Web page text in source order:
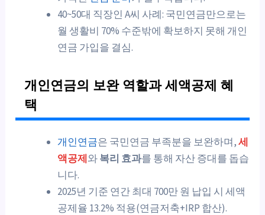
40~50대 직장인 A씨 사례: 국민연금만으로는
월 생활비 70% 수준밖에 확보하지 못해 개인
연금 가입을 결심.
개인연금의 보완 역할과 세액공제 혜
택
개인연금은 국민연금 부족분을 보완하며,세
액공제와복리 효과를 통해 자산 증대를 돕습
니다.
2025년 기준 연간 최대 700만 원 납입 시 세액
공제율 13.2% 적용(연금저축+IRP 합산).